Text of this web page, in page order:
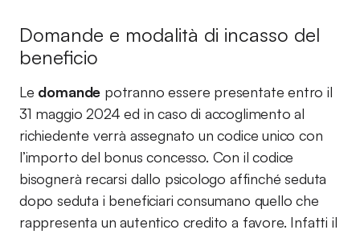
Domande e modalità di incasso del
beneficio
Le domande potranno essere presentate entro il
31 maggio 2024 ed in caso di accoglimento al
richiedente verrà assegnato un codice unico con
l’importo del bonus concesso. Con il codice
bisognerà recarsi dallo psicologo affinché seduta
dopo seduta i beneficiari consumano quello che
rappresenta un autentico credito a favore. Infatti il